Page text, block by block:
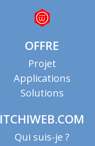
OFFRE
Projet
Applications
Solutions
ITCHIWEB.COM
Qui suis-je ?